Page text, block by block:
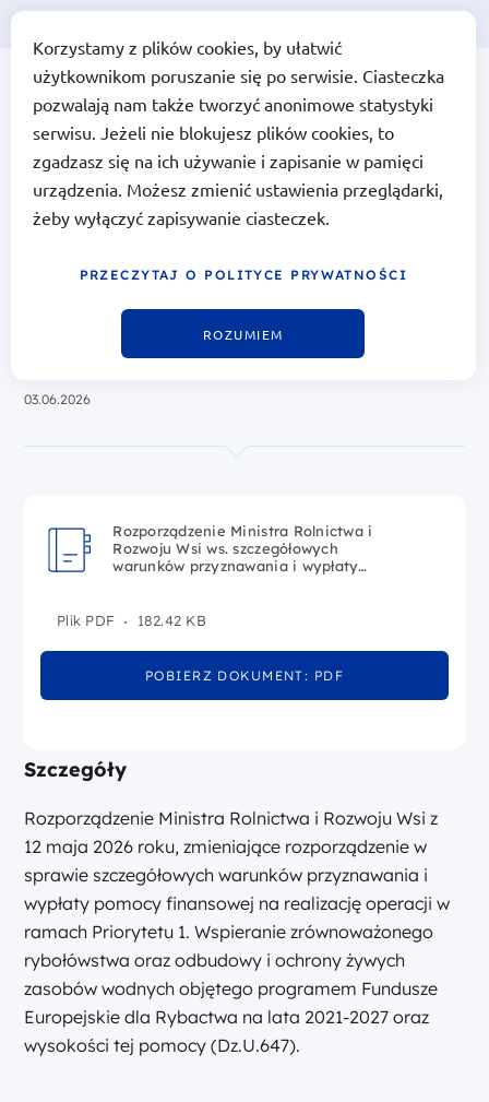
Portal Funduszy Europejskich
Portal Funduszy
Europejskich
Rozporządzenie Ministra Rolnictwa i
przyznawania i wypłaty pomocy finansowej
03.06.2026
Szczegóły
Rozporządzenie Ministra Rolnictwa i Rozwoju Wsi z
12 maja 2026 roku, zmieniające rozporządzenie w
sprawie szczegółowych warunków przyznawania i
wypłaty pomocy finansowej na realizację operacji w
ramach Priorytetu 1. Wspieranie zrównoważonego
rybołówstwa oraz odbudowy i ochrony żywych
zasobów wodnych objętego programem Fundusze
Europejskie dla Rybactwa na lata 2021-2027 oraz
wysokości tej pomocy (Dz.U.647).
Rozporządzenie Ministra Rolnictwa i
Rozwoju Wsi ws. szczegółowych
warunków przyznawania i wypłaty
Plik PDF
182.42 KB
POBIERZ DOKUMENT: PDF
Korzystamy z plików cookies, by ułatwić
użytkownikom poruszanie się po serwisie. Ciasteczka
pozwalają nam także tworzyć anonimowe statystyki
serwisu. Jeżeli nie blokujesz plików cookies, to
zgadzasz się na ich używanie i zapisanie w pamięci
urządzenia. Możesz zmienić ustawienia przeglądarki,
żeby wyłączyć zapisywanie ciasteczek.
PRZECZYTAJ O POLITYCE PRYWATNOŚCI
ROZUMIEM